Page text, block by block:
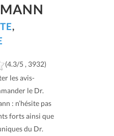
,
(4.3/5 , 3932)
les avis-
le Dr.
: n’hésite pas
forts ainsi que
du Dr.